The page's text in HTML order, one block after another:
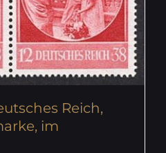
Reich,
im